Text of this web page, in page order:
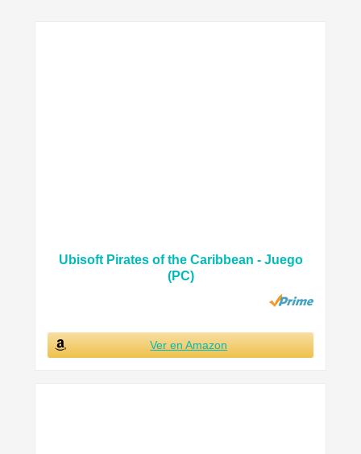
Ubisoft Pirates of the Caribbean - Juego
(PC)
Ver en Amazon